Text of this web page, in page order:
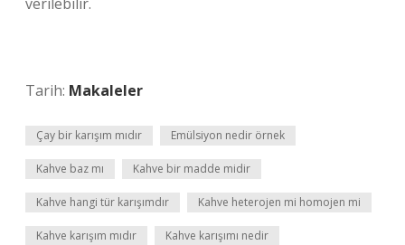
Tarih: Makaleler
Çay bir karışım mıdır Emülsiyon nedir örnek
Kahve baz mı Kahve bir madde midir
Kahve hangi tür karışımdır Kahve heterojen mi homojen mi
Kahve karışım mıdır Kahve karışımı nedir